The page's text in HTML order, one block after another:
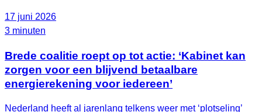
17 juni 2026
3 minuten
Brede coalitie roept op tot actie: ‘Kabinet kan
zorgen voor een blijvend betaalbare
energierekening voor iedereen’
Nederland heeft al jarenlang telkens weer met ‘plotseling’